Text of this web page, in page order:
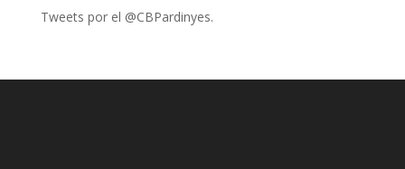
Tweets por el @CBPardinyes.